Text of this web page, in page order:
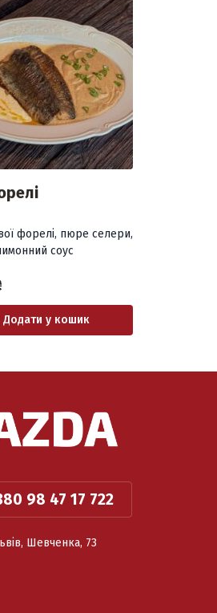
форелі, пюре селери,
соус
Додати у кошик
98 47 17 722
Шевченка, 73